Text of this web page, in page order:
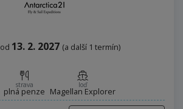
od 13. 2. 2027 (a další 1 termín)
strava
plná penze
loď
Magellan Explorer